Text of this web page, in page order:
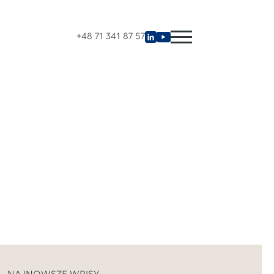
+48 71 341 87 57